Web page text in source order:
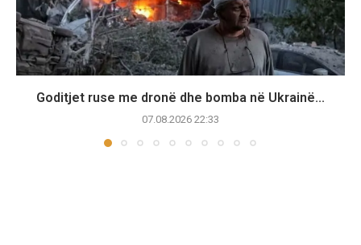
Goditjet ruse me dronë dhe bomba në Ukrainë...
07.08.2026 22:33